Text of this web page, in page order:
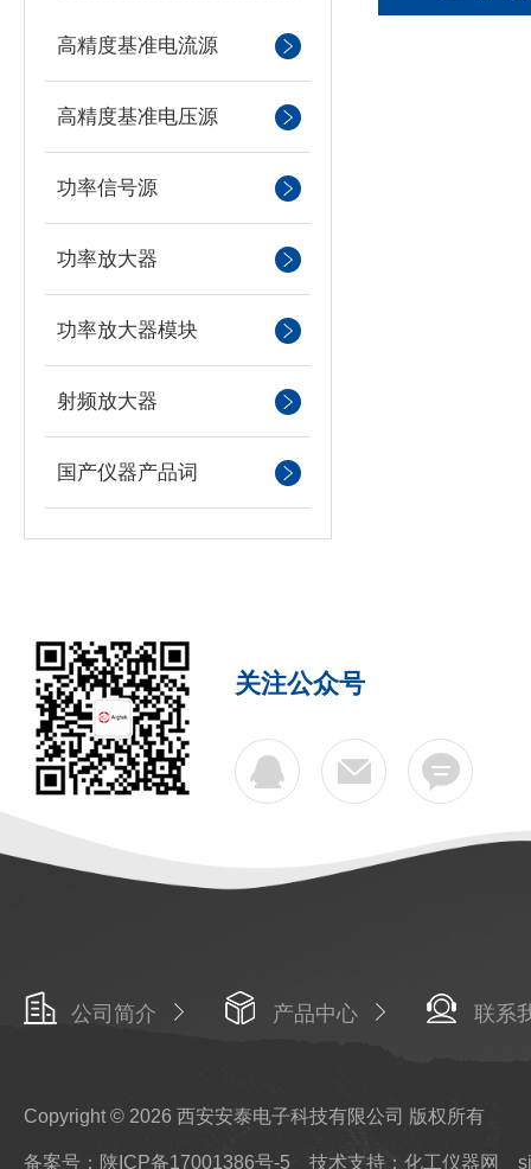
高精度基准电流源
高精度基准电压源
功率信号源
功率放大器
功率放大器模块
射频放大器
国产仪器产品词
关注公众号
公司简介 产品中心 联系
Copyright © 2026 西安安泰电子科技有限公司 版权所有
备案号：陕ICP备17001386号-5 技术支持：化工仪器网